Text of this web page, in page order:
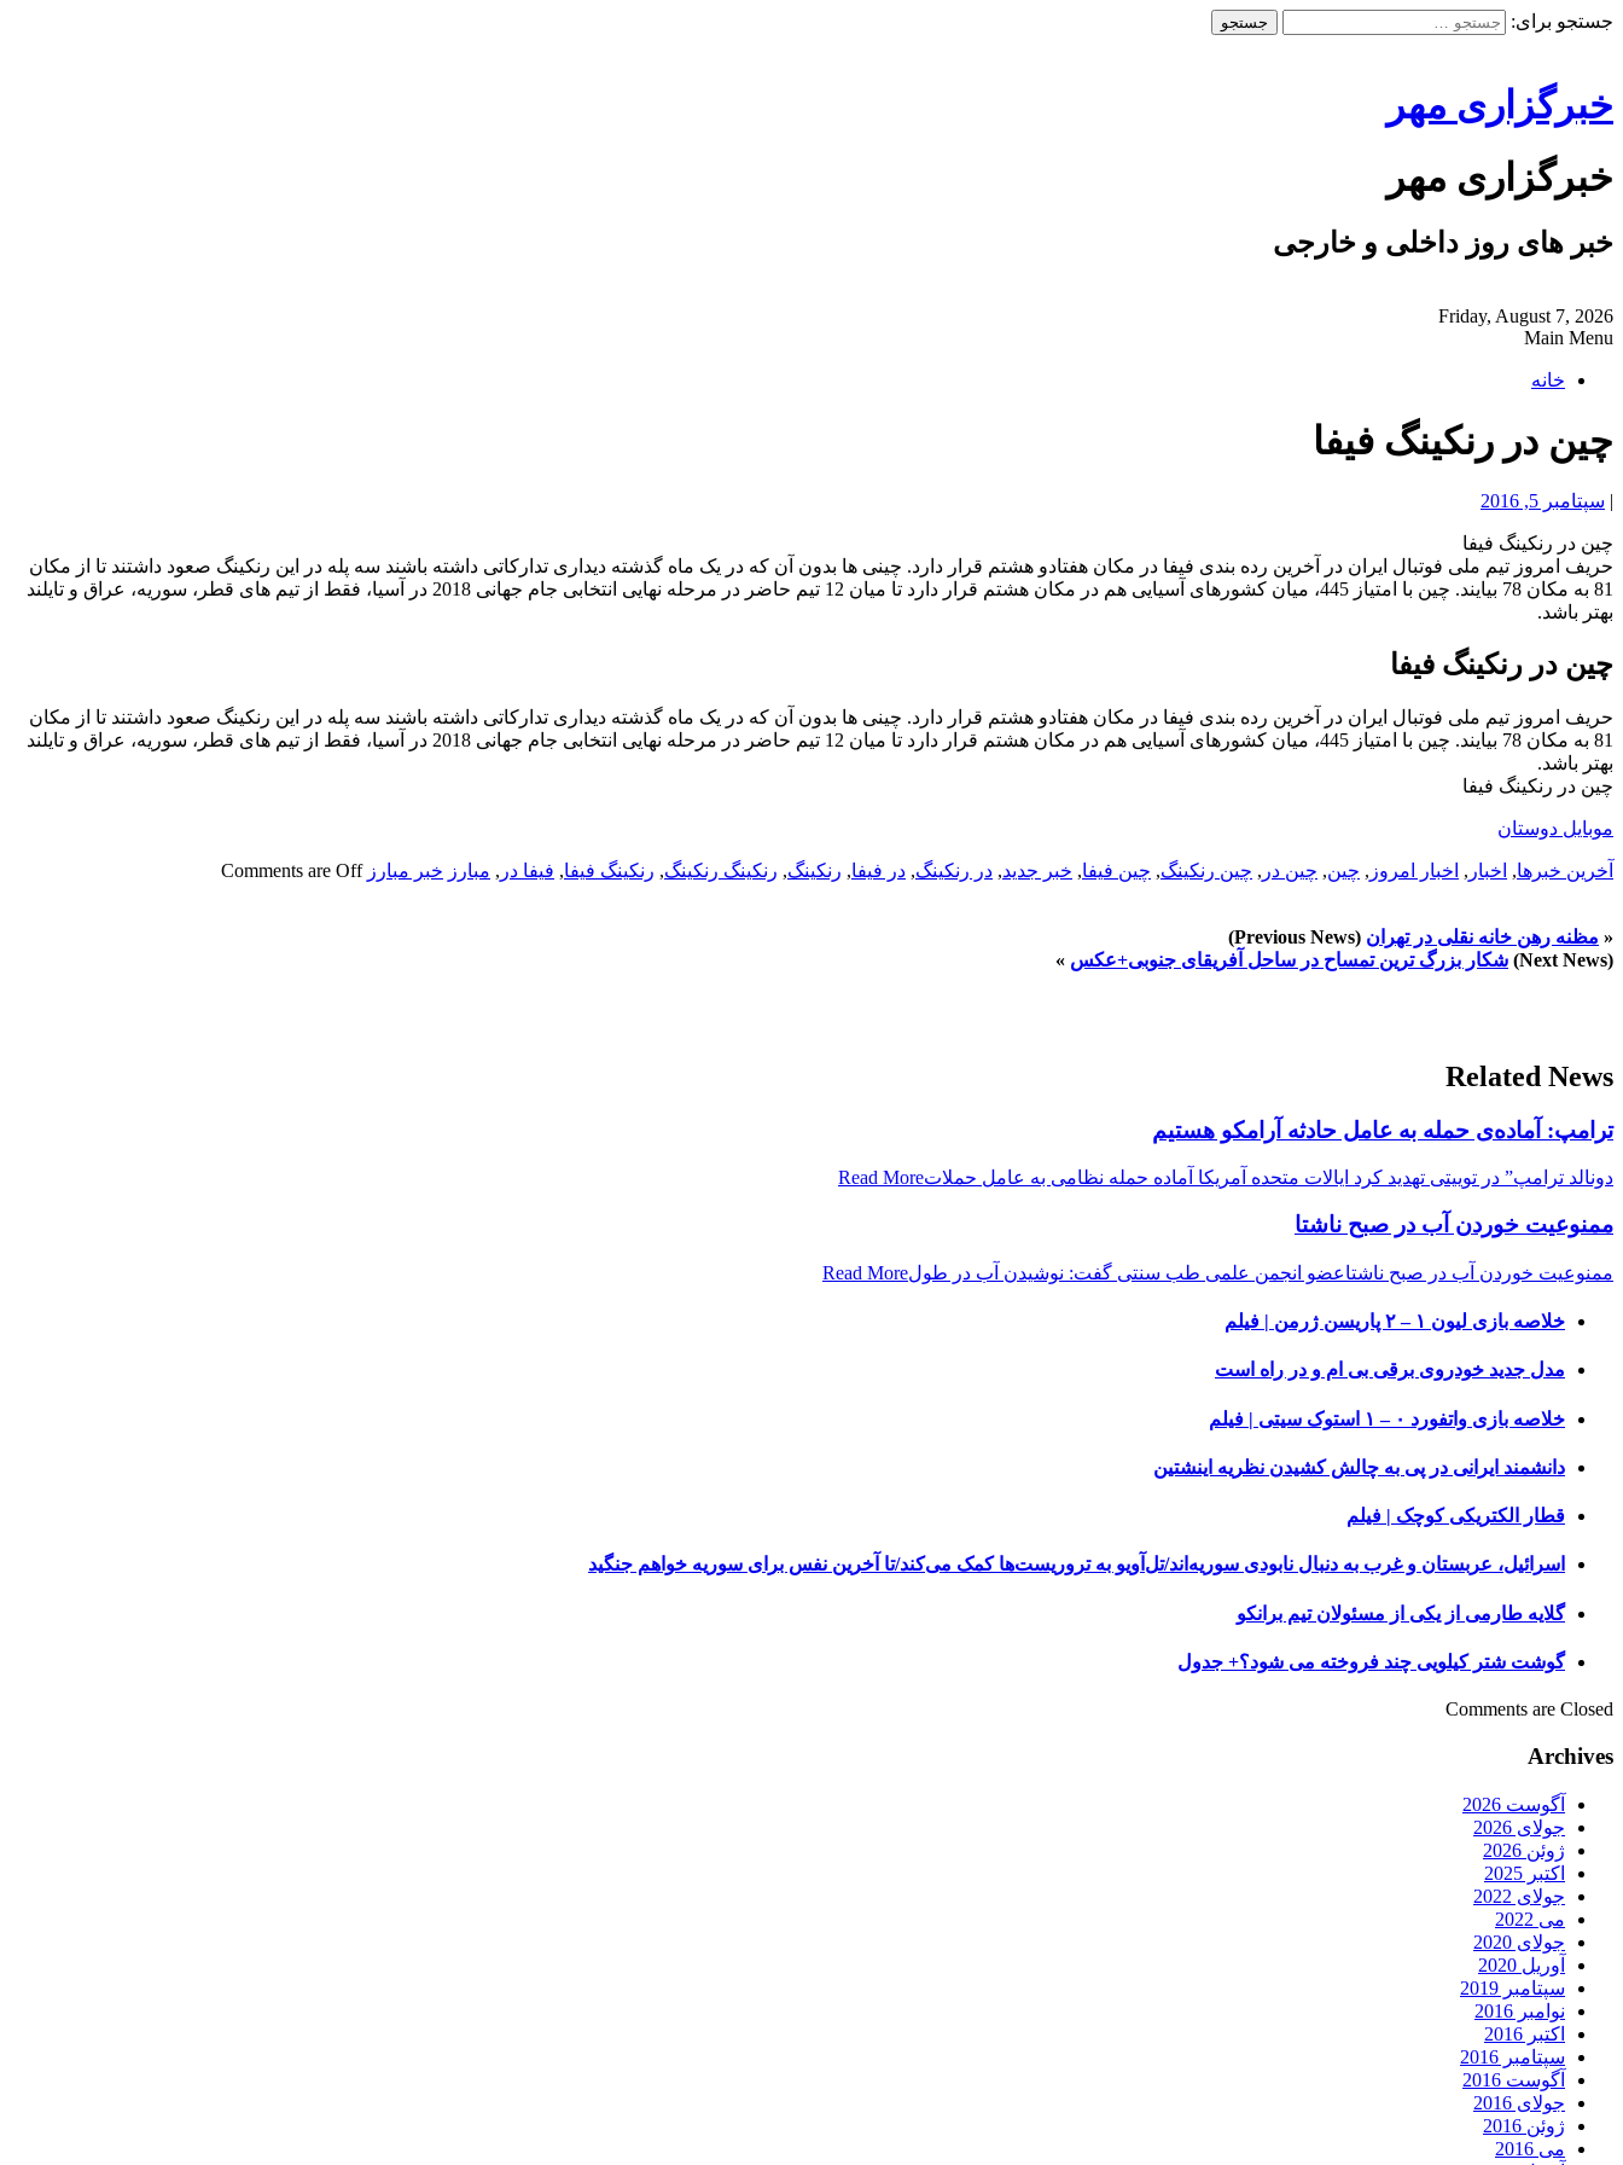
جستجو برای:
خبرگزاری مهر
خبرگزاری مهر
خبر های روز داخلی و خارجی
Friday, August 7, 2026
Main Menu
خانه
چین در رنکینگ فیفا
| سپتامبر 5, 2016
چین در رنکینگ فیفا
حریف امروز تیم ملی فوتبال ایران در آخرین رده بندی فیفا در مکان هفتادو هشتم قرار دارد. چینی ها بدون آن که در یک ماه گذشته دیداری تدارکاتی داشته باشند سه پله در این رنکینگ صعود داشتند تا از مکان
81 به مکان 78 بیایند. چین با امتیاز 445، میان کشورهای آسیایی هم در مکان هشتم قرار دارد تا میان 12 تیم حاضر در مرحله نهایی انتخابی جام جهانی 2018 در آسیا، فقط از تیم های قطر، سوریه، عراق و تایلند
بهتر باشد.
چین در رنکینگ فیفا
حریف امروز تیم ملی فوتبال ایران در آخرین رده بندی فیفا در مکان هفتادو هشتم قرار دارد. چینی ها بدون آن که در یک ماه گذشته دیداری تدارکاتی داشته باشند سه پله در این رنکینگ صعود داشتند تا از مکان
81 به مکان 78 بیایند. چین با امتیاز 445، میان کشورهای آسیایی هم در مکان هشتم قرار دارد تا میان 12 تیم حاضر در مرحله نهایی انتخابی جام جهانی 2018 در آسیا، فقط از تیم های قطر، سوریه، عراق و تایلند
بهتر باشد.
چین در رنکینگ فیفا
موبایل دوستان
آخرین خبرها, اخبار , اخبار امروز , چین, چین در , چین رنکینگ, چین فیفا, خبر جدید, در رنکینگ, در فیفا, رنکینگ, رنکینگ رنکینگ, رنکینگ فیفا, فیفا در , مبارز خبر مبارز Comments are Off
« مظنه رهن خانه نقلی در تهران (Previous News)
(Next News)
شکار بزرگ ترین تمساح در ساحل آفریقای جنوبی+عکس »
Related News
ترامپ: آماده‌ی حمله به عامل حادثه آرامکو هستیم
دونالد ترامپ” در توییتی تهدید کرد ایالات متحده آمریکا آماده حمله نظامی به عامل حملاتRead More
ممنوعیت خوردن آب در صبح ناشتا
ممنوعیت خوردن آب در صبح ناشتاعضو انجمن علمی طب سنتی گفت: نوشیدن آب در طولRead More
خلاصه بازی لیون ۱ – ۲ پاریسن ژرمن | فیلم
مدل جدید خودروی برقی بی ام و در راه است
خلاصه بازی واتفورد ۰ – ۱ استوک سیتی | فیلم
دانشمند ایرانی در پی به چالش کشیدن نظریه اینشتین
قطار الکتریکی کوچک | فیلم
اسرائیل، عربستان و غرب به دنبال نابودی سوریه‌اند/تل‌آویو به تروریست‌ها کمک می‌کند/تا آخرین نفس برای سوریه خواهم جنگید
گلایه طارمی از یکی از مسئولان تیم برانکو
گوشت شتر کیلویی چند فروخته می شود؟+ جدول
Comments are Closed
Archives
آگوست 2026
جولای 2026
ژوئن 2026
اکتبر 2025
جولای 2022
می 2022
جولای 2020
آوریل 2020
سپتامبر 2019
نوامبر 2016
اکتبر 2016
سپتامبر 2016
آگوست 2016
جولای 2016
ژوئن 2016
می 2016